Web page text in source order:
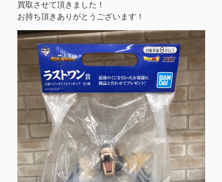
買取させて頂きました！
お持ち頂きありがとうございます！